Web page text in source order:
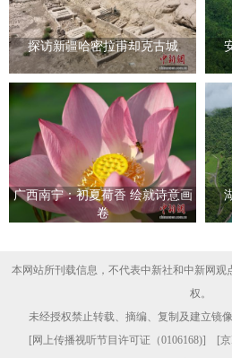
探访新疆哈密拉甫却克古城
广西南宁：初夏荷香 绘就诗意画
卷
本网站所刊载信息，不代表中新社和中新网观
权。
未经授权禁止转载、摘编、复制及建立镜
[网上传播视听节目许可证（0106168)] [京